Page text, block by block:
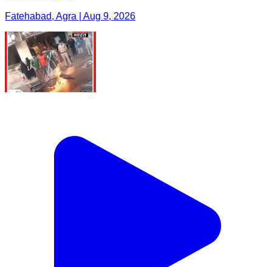
Fatehabad, Agra | Aug 9, 2026